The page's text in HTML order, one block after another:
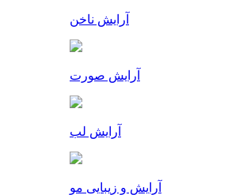
آرایش ناخن
آرایش صورت
آرایش لب
آرایش و زیبایی مو